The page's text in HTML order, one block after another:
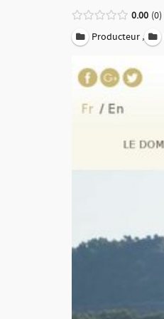
0.00 0
Producteur ,